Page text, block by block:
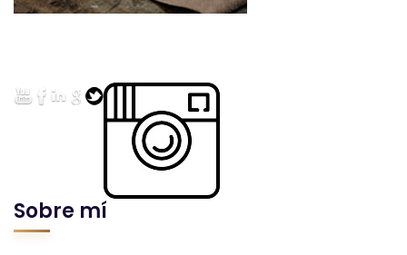
Sobre mí